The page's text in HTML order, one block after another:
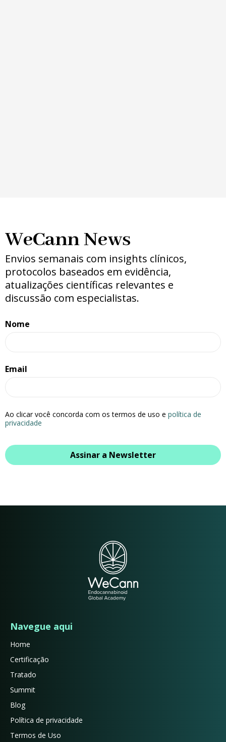
WeCann News
Envios semanais com insights clínicos,
protocolos baseados em evidência,
atualizações científicas relevantes e
discussão com especialistas.
Nome
Email
Ao clicar você concorda com os termos de uso e política de
privacidade
Assinar a Newsletter
Navegue aqui
Home
Certificação
Tratado
Summit
Blog
Política de privacidade
Termos de Uso